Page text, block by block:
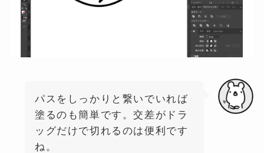
パスをしっかりと繋いでいれば
塗るのも簡単です。交差がドラ
ッグだけで切れるのは便利です
ね。